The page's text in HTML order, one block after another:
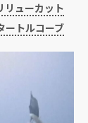
リューカット
ートルコーブ